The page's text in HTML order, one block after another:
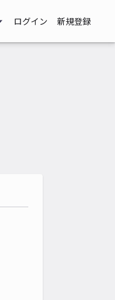
ログイン 新規登録